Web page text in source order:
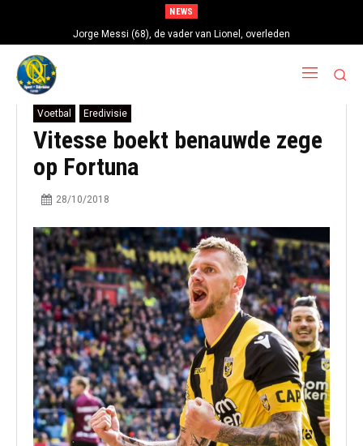
NEWS
Jorge Messi (68), de vader van Lionel, overleden
Voetbal Eredivisie
Vitesse boekt benauwde zege
op Fortuna
28/10/2018